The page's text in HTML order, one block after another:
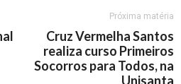
Próxima matéria
Cruz Vermelha Santos
realiza curso Primeiros
Socorros para Todos, na
Unisanta